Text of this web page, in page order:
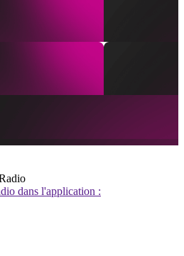
dans l'application :